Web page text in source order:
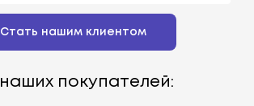
Стать нашим клиентом
покупателей: